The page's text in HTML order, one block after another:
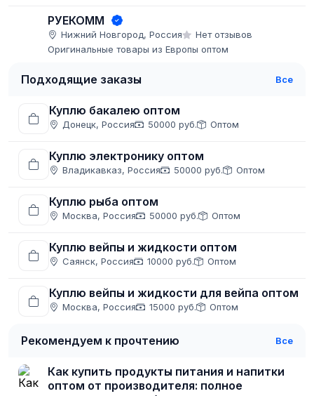
РУЕКОММ
Нижний Новгород, Россия
Нет отзывов
Оригинальные товары из Европы оптом
Подходящие заказы Все
Куплю бакалею оптом
Донецк, Россия 50000 руб. Оптом
Куплю электронику оптом
Владикавказ, Россия 50000 руб. Оптом
Куплю рыба оптом
Москва, Россия 50000 руб. Оптом
Куплю вейпы и жидкости оптом
Саянск, Россия 10000 руб. Оптом
Куплю вейпы и жидкости для вейпа оптом
Москва, Россия 15000 руб. Оптом
Рекомендуем к прочтению Все
Как купить продукты питания и напитки
оптом от производителя: полное